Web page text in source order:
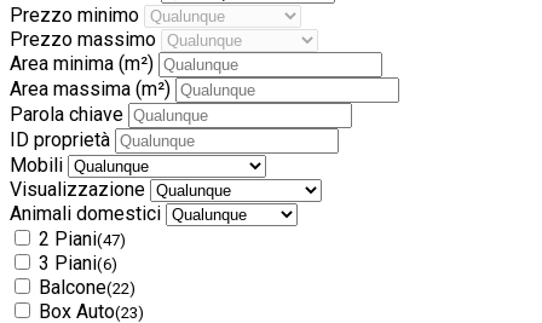
Prezzo minimo
Prezzo massimo
Area minima (m²)
Area massima (m²)
Parola chiave
ID proprietà
Mobili
Visualizzazione
Animali domestici
2 Piani(47)
3 Piani(6)
Balcone(22)
Box Auto(23)